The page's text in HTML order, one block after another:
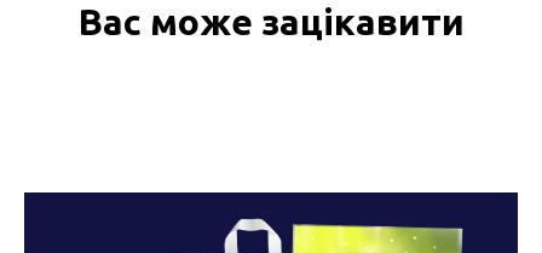
Вас може зацікавити